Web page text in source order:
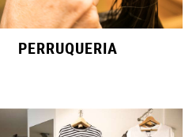
PERRUQUERIA